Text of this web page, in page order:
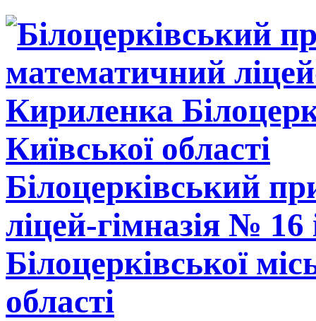
Білоцерківський
ліцей-гімназія №
Білоцерківської
області